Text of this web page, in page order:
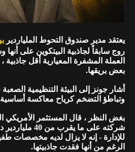
يعتقد مدير صندوق التحوط الملياردير
روج سابقاً لجاذبية البيتكوين على
العملة المشفرة المعيارية أقل
بعض بريقها.
أشار جونز إلى البيئة التنظيمية
وتباطؤ التضخم كرياح معاكسة أساسية
بغض النظر ، قال المستثمر الأمريكي
شركته على ما
للإدارة - إنه لا يزال لديه مخصصات
الرغم من أنها فقدت جاذبيتها.